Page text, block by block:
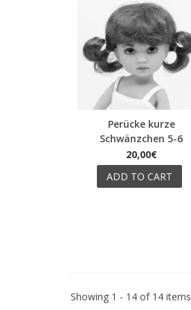
Quick view
Perücke kurze
Schwänzchen 5-6
20,00€
ADD TO CART
Showing 1 - 14 of 14 items